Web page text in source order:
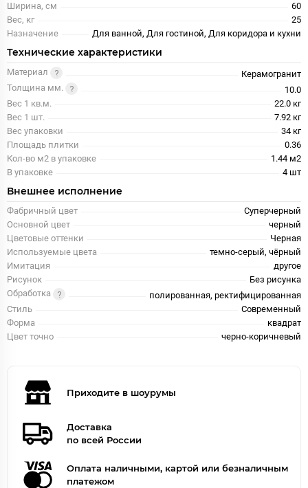
Ширина, см
60
Вес, кг
25
Назначение
Для ванной, Для гостиной, Для коридора и кухни
Технические характеристики
Материал
Керамогранит
Толщина мм.
10.0
Вес 1 кв.м.
22.0 кг
Вес 1 шт.
7.92 кг
Вес упаковки
34 кг
Площадь плитки
0.36
Кол-во м2 в упаковке
1.44 м2
В упаковке
4 шт
Внешнее исполнение
Фабричный цвет
Суперчерный
Основной цвет
черный
Цветовые оттенки
Черная
Используемые цвета
темно-серый, чёрный
Имитация
другое
Рисунок
Без рисунка
Обработка
полированная, ректифицированная
Стиль
Современный
Форма
квадрат
Цвет точно
черно-коричневый
Приходите в шоурумы
Доставка
по всей России
Оплата наличными, картой или безналичным
платежом